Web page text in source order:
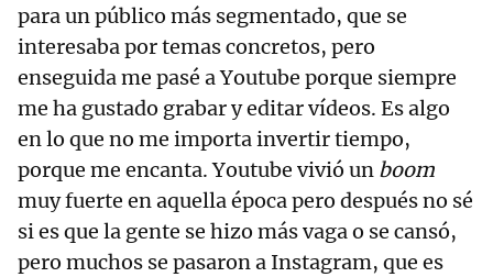
para un público más segmentado, que se
interesaba por temas concretos, pero
enseguida me pasé a Youtube porque siempre
me ha gustado grabar y editar vídeos. Es algo
en lo que no me importa invertir tiempo,
porque me encanta. Youtube vivió un boom
muy fuerte en aquella época pero después no sé
si es que la gente se hizo más vaga o se cansó,
pero muchos se pasaron a Instagram, que es